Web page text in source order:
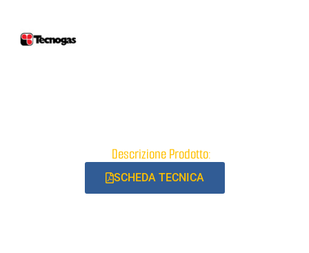
Descrizione Prodotto:
SCHEDA TECNICA